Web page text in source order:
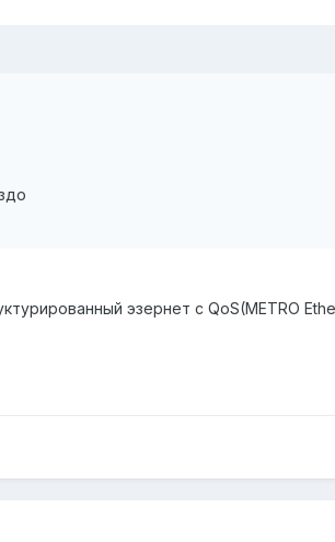
эзернет с QoS(METRO